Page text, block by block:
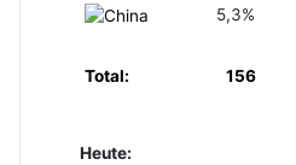
5,3%
Total: 156
Heute: